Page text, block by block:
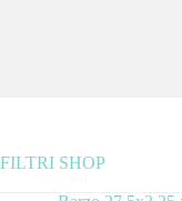
FILTRI SHOP